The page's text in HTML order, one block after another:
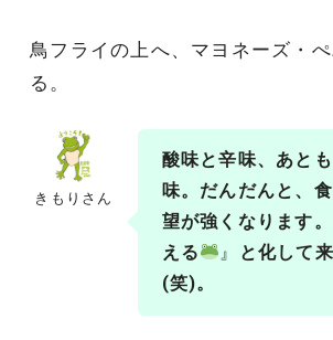
鳥フライの上へ、マヨネーズ・
る。
きもりさん
酸味と辛味、あと
味。だんだんと、
望が強くなります。
える
』
と化して
(笑)。